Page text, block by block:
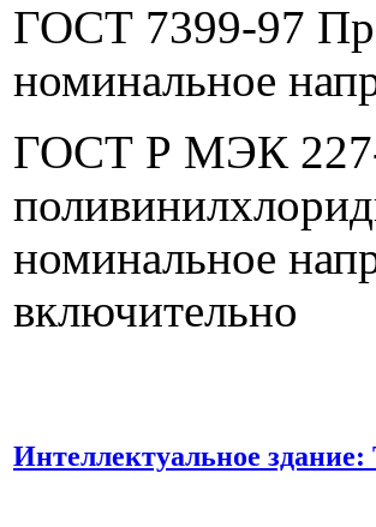
ГОСТ 7399-97
номинальное
ГОСТ Р МЭК 227-
номинальное
включительно
Интеллектуальное